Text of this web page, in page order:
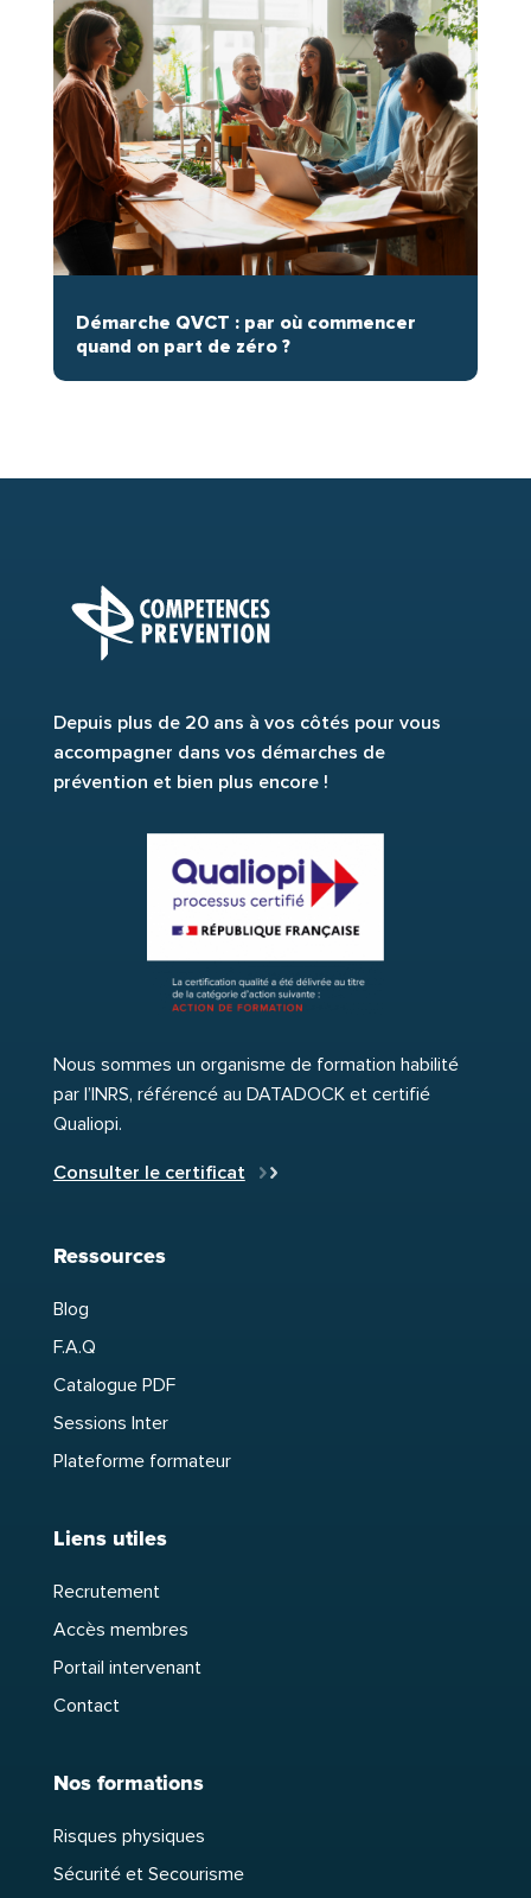
Démarche QVCT : par où commencer
quand on part de zéro ?
Depuis plus de 20 ans à vos côtés pour vous
accompagner dans vos démarches de
prévention et bien plus encore !
Nous sommes un organisme de formation habilité
par l’INRS, référencé au DATADOCK et certifié
Qualiopi.
Consulter le certificat
Ressources
Blog
F.A.Q
Catalogue PDF
Sessions Inter
Plateforme formateur
Liens utiles
Recrutement
Accès membres
Portail intervenant
Contact
Nos formations
Risques physiques
Sécurité et Secourisme